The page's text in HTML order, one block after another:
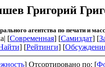
Григорий
агентства по печати и
[Современная] [Самиздат] [
] [Рейтинги] [
] Отсортировано по: [